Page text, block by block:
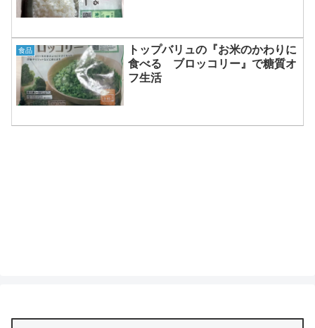
食品
トップバリュの『お米のかわりに
食べる ブロッコリー』で糖質オ
フ生活